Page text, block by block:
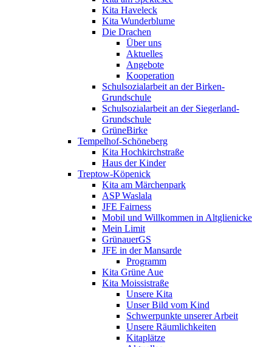
Kita Haveleck
Kita Wunderblume
Die Drachen
Über uns
Aktuelles
Angebote
Kooperation
Schulsozialarbeit an der Birken-
Grundschule
Schulsozialarbeit an der Siegerland-
Grundschule
GrüneBirke
Tempelhof-Schöneberg
Kita Hochkirchstraße
Haus der Kinder
Treptow-Köpenick
Kita am Märchenpark
ASP Waslala
JFE Fairness
Mobil und Willkommen in Altglienicke
Mein Limit
GrünauerGS
JFE in der Mansarde
Programm
Kita Grüne Aue
Kita Moissistraße
Unsere Kita
Unser Bild vom Kind
Schwerpunkte unserer Arbeit
Unsere Räumlichkeiten
Kitaplätze